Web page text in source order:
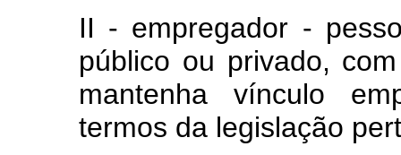
II - empregador -
público ou privado,
mantenha vínculo
termos da legislação